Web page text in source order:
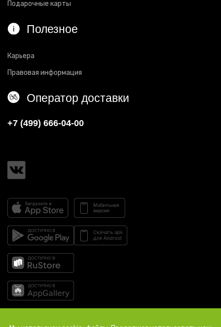
Подарочные карты
Полезное
Карьера
Правовая информация
Оператор доставки
+7 (499) 666-04-00